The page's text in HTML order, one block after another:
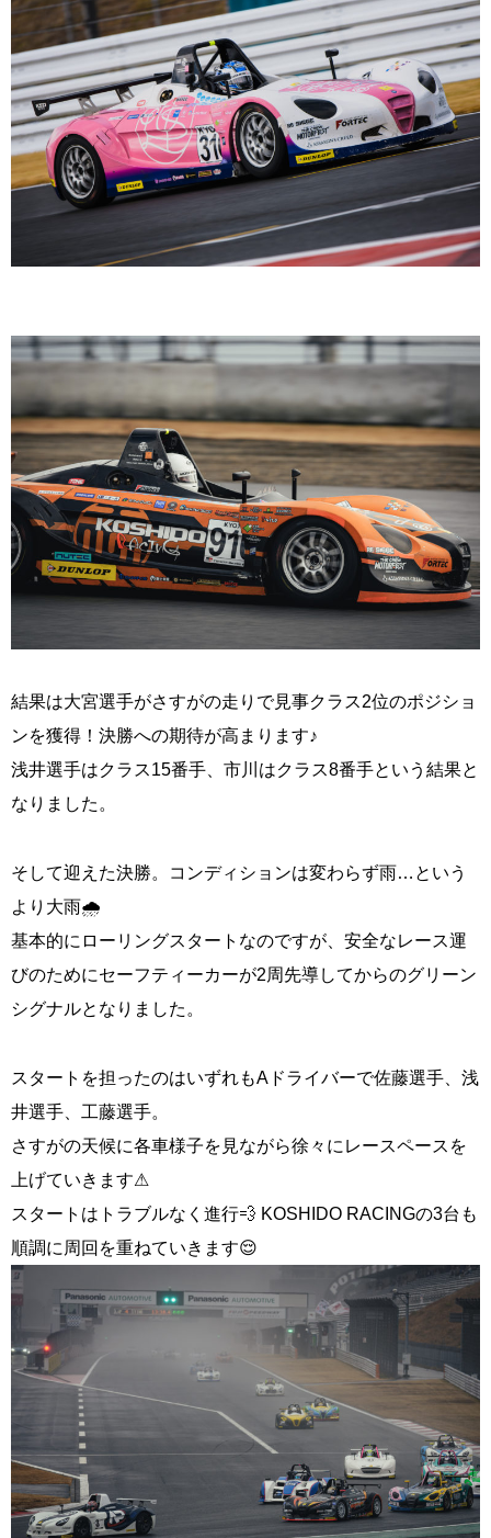
結果は大宮選手がさすがの走りで見事クラス2位のポジショ
ンを獲得！決勝への期待が高まります♪
浅井選手はクラス15番手、市川はクラス8番手という結果と
なりました。
そして迎えた決勝。コンディションは変わらず雨…という
より大雨🌧
基本的にローリングスタートなのですが、安全なレース運
びのためにセーフティーカーが2周先導してからのグリーン
シグナルとなりました。
スタートを担ったのはいずれもAドライバーで佐藤選手、浅
井選手、工藤選手。
さすがの天候に各車様子を見ながら徐々にレースペースを
上げていきます⚠
スタートはトラブルなく進行💨 KOSHIDO RACINGの3台も
順調に周回を重ねていきます😌